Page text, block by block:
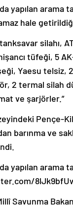
yapılan arama
hale
tanksavar silahı,
tüfeği, 5
Yaesu telsiz,
2 termal silah
ve şarjörler.”
Pençe-
barınma ve
yapılan arama
Savunma